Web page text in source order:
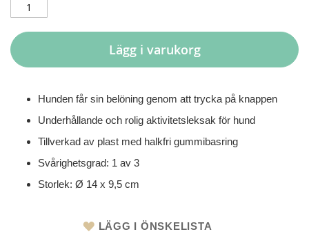
Lägg i varukorg
Hunden får sin belöning genom att trycka på knappen
Underhållande och rolig aktivitetsleksak för hund
Tillverkad av plast med halkfri gummibasring
Svårighetsgrad: 1 av 3
Storlek: Ø 14 x 9,5 cm
LÄGG I ÖNSKELISTA